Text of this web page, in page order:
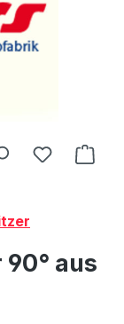
Du hast 0
aus